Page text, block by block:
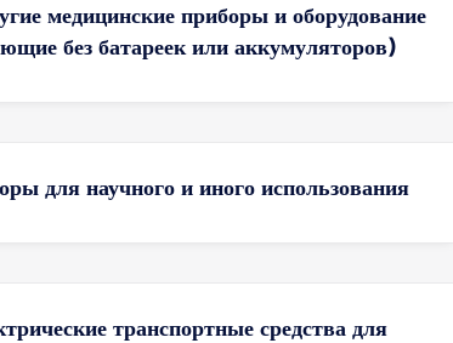
медицинские приборы и оборудование
без батареек или аккумуляторов)
для научного и иного использования
транспортные средства для